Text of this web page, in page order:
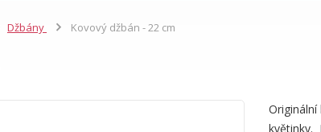
Džbány Kovový džbán - 22 cm
květinky.